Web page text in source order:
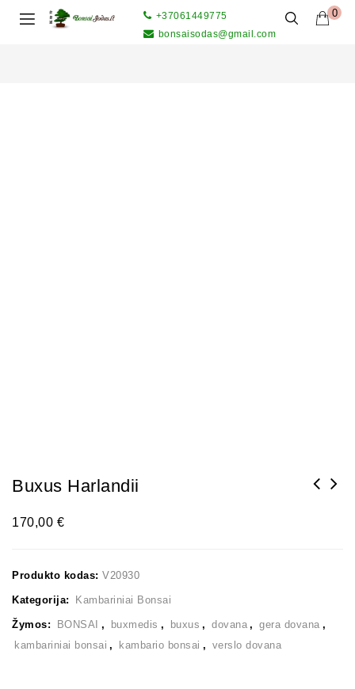
0
+37061449775
bonsaisodas@gmail.com
Buxus Harlandii
170,00€
Produkto kodas: V20930
Kategorija: Kambariniai Bonsai
Žymos: BONSAI , buxmedis , buxus , dovana , gera dovana ,
kambariniai bonsai , kambario bonsai , verslo dovana